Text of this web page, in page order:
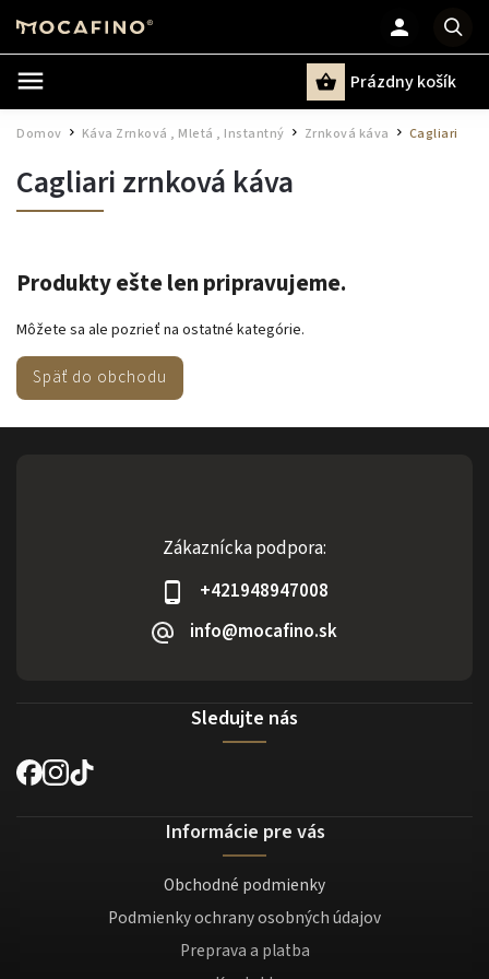
Prázdny košík
Domov Káva Zrnková , Mletá , Instantný Zrnková káva Cagliari
Cagliari zrnková káva
Produkty ešte len pripravujeme.
Môžete sa ale pozrieť na ostatné kategórie.
Späť do obchodu
Zákaznícka podpora:
+421948947008
info@mocafino.sk
Sledujte nás
Informácie pre vás
Obchodné podmienky
Podmienky ochrany osobných údajov
Preprava a platba